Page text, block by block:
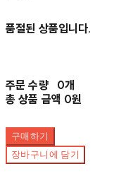
품절된 상품입니다.
주문 수량
0개
총 상품 금액 0원
구매하기
장바구니에 담기